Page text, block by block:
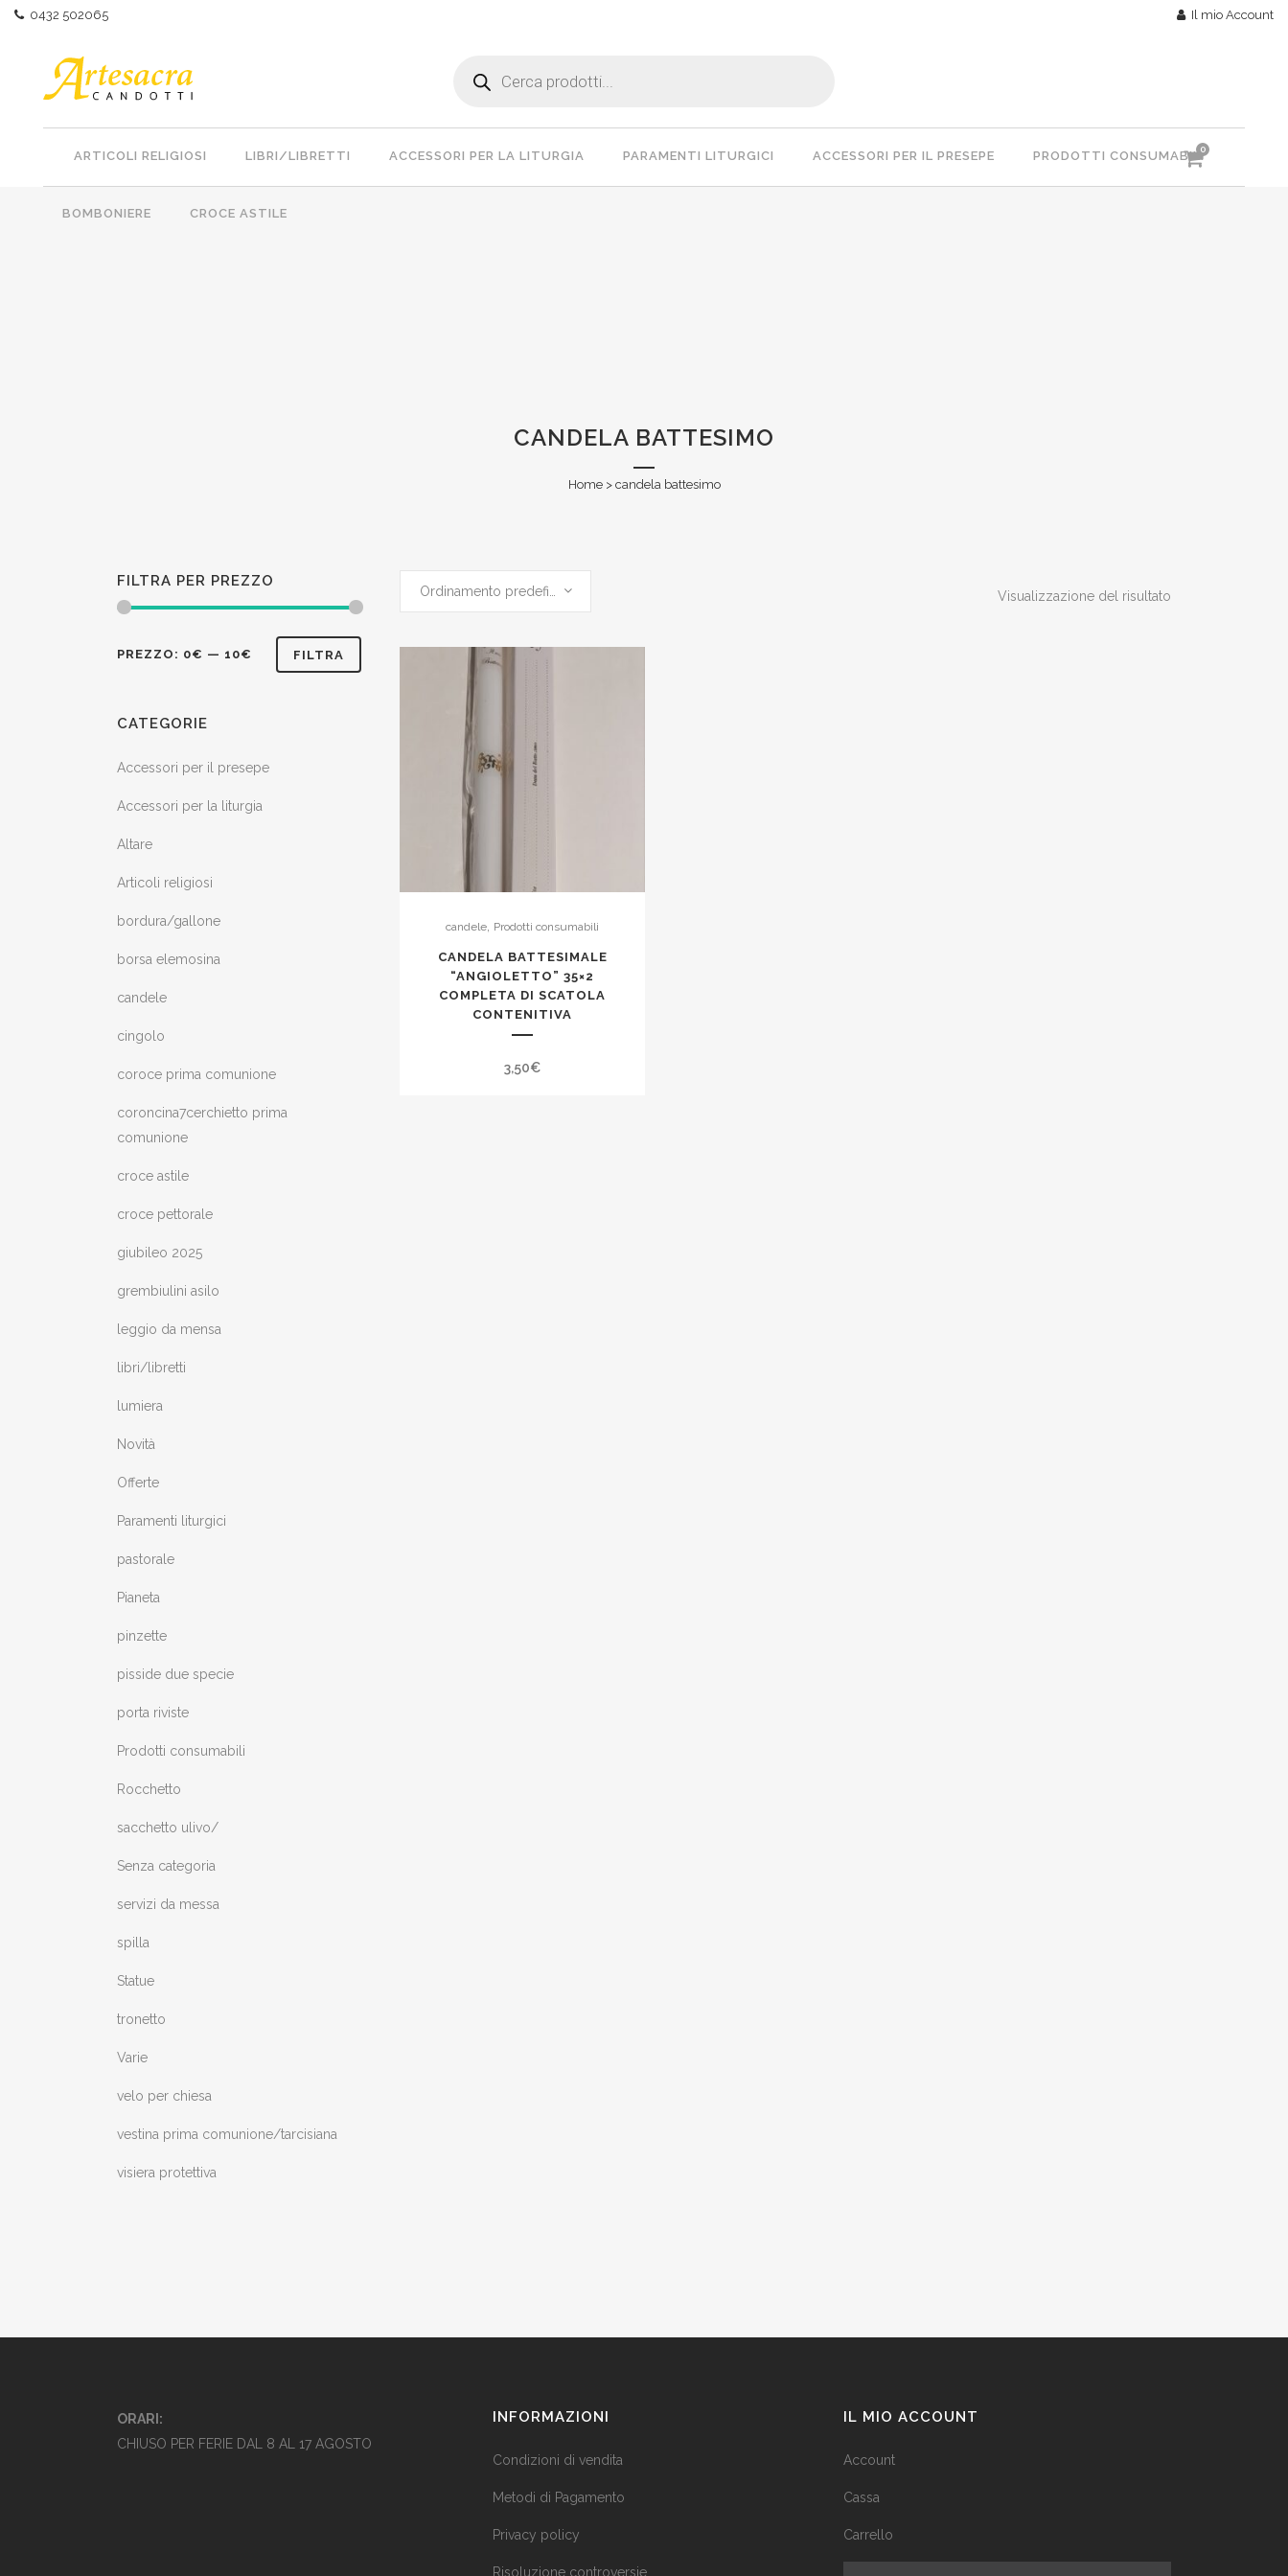
0432 502065 Il mio Account
search
ARTICOLI RELIGIOSI LIBRI/LIBRETTI ACCESSORI PER LA LITURGIA PARAMENTI LITURGICI ACCESSORI PER IL PRESEPE PRODOTTI CONSUMABILI
BOMBONIERE CROCE ASTILE
0
CANDELA BATTESIMO
Home> candela battesimo
FILTRA PER PREZZO
Prezzo
Prezzo
FILTRA
PREZZO: 0€ — 10€
CATEGORIE
Accessori per il presepe
Accessori per la liturgia
Altare
Articoli religiosi
bordura/gallone
borsa elemosina
candele
cingolo
coroce prima comunione
coroncina7cerchietto prima
comunione
croce astile
croce pettorale
giubileo 2025
grembiulini asilo
leggio da mensa
libri/libretti
lumiera
Novità
Offerte
Paramenti liturgici
pastorale
Pianeta
pinzette
pisside due specie
porta riviste
Prodotti consumabili
Rocchetto
sacchetto ulivo/
Senza categoria
servizi da messa
spilla
Statue
tronetto
Varie
velo per chiesa
vestina prima comunione/tarcisiana
visiera protettiva
Visualizzazione del risultato
candele Prodotti consumabili
CANDELA BATTESIMALE
“ANGIOLETTO” 35×2
COMPLETA DI SCATOLA
CONTENITIVA
3,50€
ORARI:
CHIUSO PER FERIE DAL 8 AL 17 AGOSTO
INFORMAZIONI
Condizioni di vendita
Metodi di Pagamento
Privacy policy
Risoluzione controversie
IL MIO ACCOUNT
Account
Cassa
Carrello